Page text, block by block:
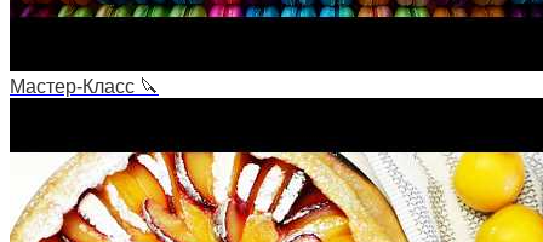
Мастер-Класс 🔪